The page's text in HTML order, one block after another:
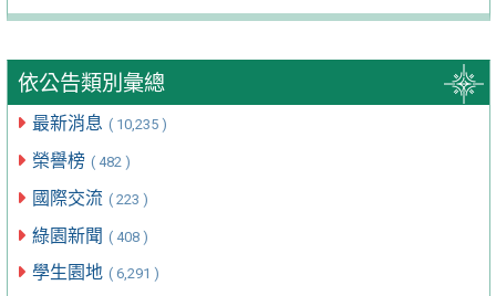
依公告類別彙總
最新消息 ( 10,235 )
榮譽榜 ( 482 )
國際交流 ( 223 )
綠園新聞 ( 408 )
學生園地 ( 6,291 )